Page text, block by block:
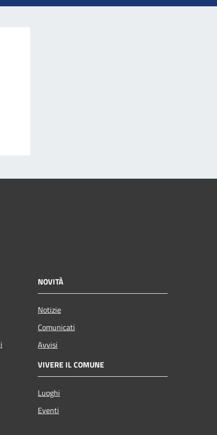
NOVITÀ
Notizie
Comunicati
Avvisi
VIVERE IL COMUNE
Luoghi
Eventi